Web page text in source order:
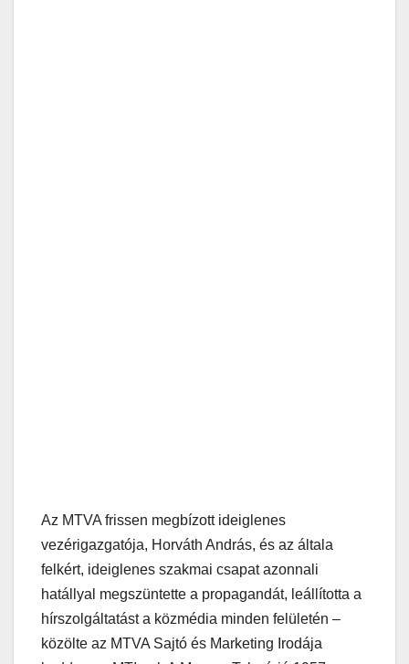
Az MTVA frissen megbízott ideiglenes
vezérigazgatója, Horváth András, és az általa
felkért, ideiglenes szakmai csapat azonnali
hatállyal megszüntette a propagandát, leállította a
hírszolgáltatást a közmédia minden felületén –
közölte az MTVA Sajtó és Marketing Irodája